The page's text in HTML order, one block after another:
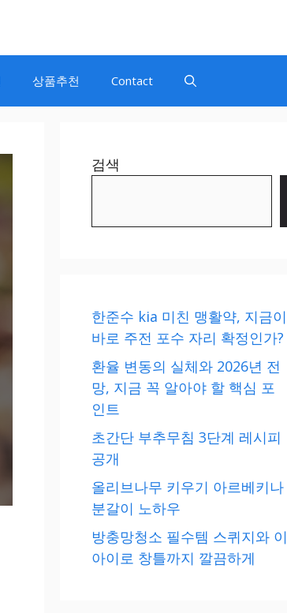
상품추천 Contact
검색
한준수 kia 미친 맹활약, 지금이
바로 주전 포수 자리 확정인가?
환율 변동의 실체와 2026년 전
망, 지금 꼭 알아야 할 핵심 포
인트
초간단 부추무침 3단계 레시피
공개
올리브나무 키우기 아르베키나
분갈이 노하우
방충망청소 필수템 스퀴지와 이
아이로 창틀까지 깔끔하게